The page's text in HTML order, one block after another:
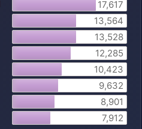
17,617
13,564
13,528
12,285
10,423
9,632
8,901
7,912